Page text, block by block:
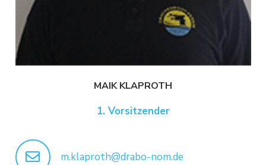
MAIK KLAPROTH
1. Vorsitzender
m.klaproth@drabo-nom.de